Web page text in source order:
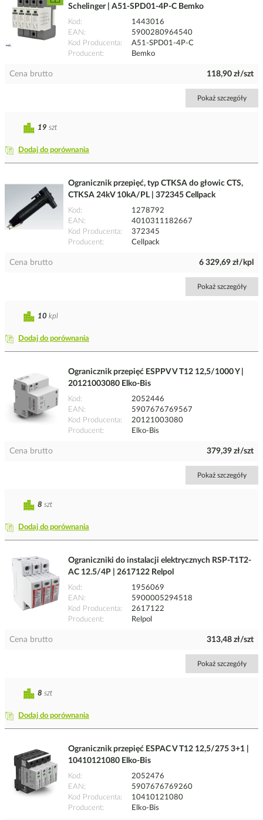
Schelinger | A51-SPD01-4P-C Bemko
Kod
1443016
EAN
5900280964540
Kod Producenta
A51-SPD01-4P-C
Producent
Bemko
Cena brutto 118,90 zł/szt
Pokaż szczegóły
Dodaj do porównania
19 szt
Ogranicznik przepięć, typ CTKSA do głowic CTS,
CTKSA 24kV 10kA/PL | 372345 Cellpack
Kod
1278792
EAN
4010311182667
Kod Producenta
372345
Producent
Cellpack
Cena brutto 6 329,69 zł/kpl
Pokaż szczegóły
Dodaj do porównania
10 kpl
Ogranicznik przepięć ESPPV V T12 12,5/1000 Y |
20121003080 Elko-Bis
Kod
2052446
EAN
5907676769567
Kod Producenta
20121003080
Producent
Elko-Bis
Cena brutto 379,39 zł/szt
Pokaż szczegóły
Dodaj do porównania
8 szt
Ograniczniki do instalacji elektrycznych RSP-T1T2-
AC 12.5/4P | 2617122 Relpol
Kod
1956069
EAN
5900005294518
Kod Producenta
2617122
Producent
Relpol
Cena brutto 313,48 zł/szt
Pokaż szczegóły
Dodaj do porównania
8 szt
Ogranicznik przepięć ESPAC V T12 12,5/275 3+1 |
10410121080 Elko-Bis
Kod
2052476
EAN
5907676769260
Kod Producenta
10410121080
Producent
Elko-Bis